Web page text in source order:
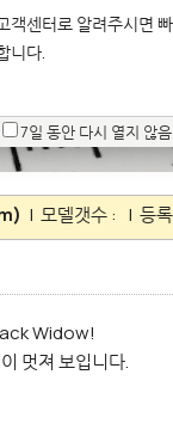
| 모델갯수 : | 등
Widow!
멋져 보입니다.
객센터로 알려주시면
니다.
7일 동안 다시 열지 않음